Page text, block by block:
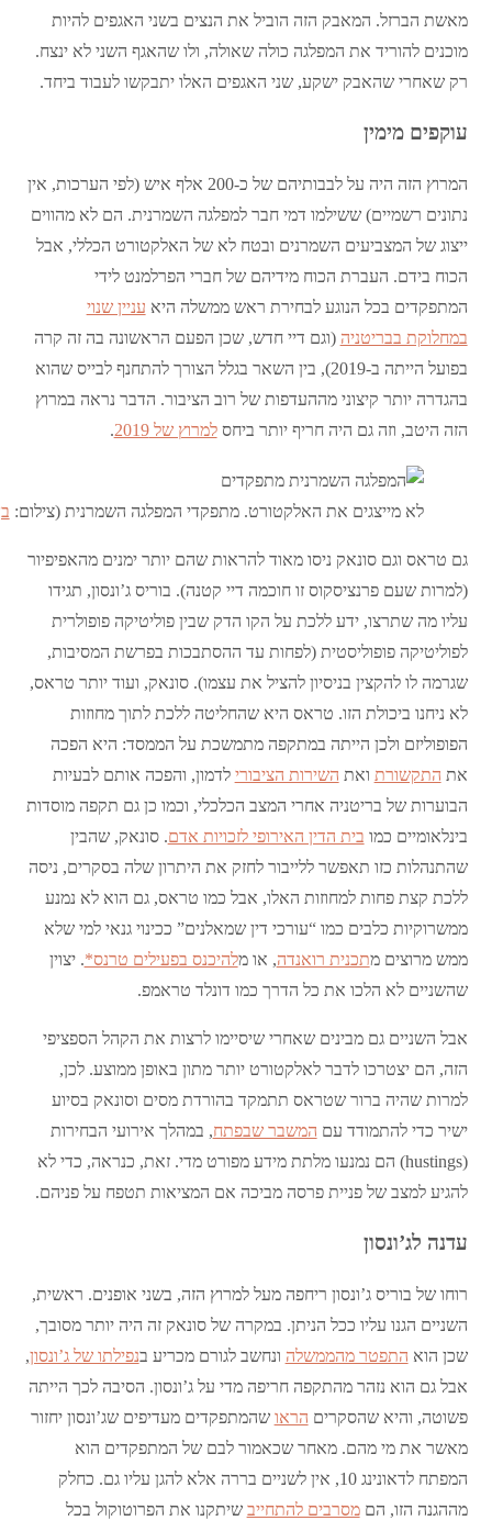
מאשת הברזל. המאבק הזה הוביל את הנצים בשני האגפים להיות
מוכנים להוריד את המפלגה כולה שאולה, ולו שהאגף השני לא ינצח.
רק שאחרי שהאבק ישקע, שני האגפים האלו יתבקשו לעבוד ביחד.
עוקפים מימין
המרוץ הזה היה על לבבותיהם של כ-200 אלף איש (לפי הערכות, אין
נתונים רשמיים) ששילמו דמי חבר למפלגה השמרנית. הם לא מהווים
ייצוג של המצביעים השמרנים ובטח לא של האלקטורט הכללי, אבל
הכוח בידם. העברת הכוח מידיהם של חברי הפרלמנט לידי
המתפקדים בכל הנוגע לבחירת ראש ממשלה היא עניין שנוי
במחלוקת בבריטניה (וגם דיי חדש, שכן הפעם הראשונה בה זה קרה
בפועל הייתה ב-2019), בין השאר בגלל הצורך להתחנף לבייס שהוא
בהגדרה יותר קיצוני מההעדפות של רוב הציבור. הדבר נראה במרוץ
הזה היטב, וזה גם היה חריף יותר ביחסלמרוץ של 2019 .
לא מייצגים את האלקטורט. מתפקדי המפלגה השמרנית (צילום:
גם טראס וגם סונאק ניסו מאוד להראות שהם יותר ימנים מהאפיפיור
(למרות שעם פרנציסקוס זו חוכמה דיי קטנה). בוריס ג’ונסון, תגידו
עליו מה שתרצו, ידע ללכת על הקו הדק שבין פוליטיקה פופולרית
לפוליטיקה פופוליסטית (לפחות עד ההסתבכות בפרשת המסיבות,
שגרמה לו להקצין בניסיון להציל את עצמו). סונאק, ועוד יותר טראס,
לא ניחנו ביכולת הזו. טראס היא שהחליטה ללכת לתוך מחוזות
הפופוליזם ולכן הייתה במתקפה מתמשכת על הממסד: היא הפכה
את התקשורת ואת השירות הציבורי לדמון, והפכה אותם לבעיות
הבוערות של בריטניה אחרי המצב הכלכלי, וכמו כן גם תקפה מוסדות
בינלאומיים כמו בית הדין האירופי לזכויות אדם. סונאק, שהבין
שהתנהלות כזו תאפשר ללייבור לחזק את היתרון שלה בסקרים, ניסה
ללכת קצת פחות למחוזות האלו, אבל כמו טראס, גם הוא לא נמנע
ממשרוקיות כלבים כמו “עורכי דין שמאלנים” ככינוי גנאי למי שלא
ממש מרוצים מתכנית רואנדה, או מלהיכנס בפעילים טרנס*. יצוין
שהשניים לא הלכו את כל הדרך כמו דונלד טראמפ.
אבל השניים גם מבינים שאחרי שיסיימו לרצות את הקהל הספציפי
הזה, הם יצטרכו לדבר לאלקטורט יותר מתון באופן ממוצע. לכן,
למרות שהיה ברור שטראס תתמקד בהורדת מסים וסונאק בסיוע
ישיר כדי להתמודד עם המשבר שבפתח, במהלך אירועי הבחירות
(hustings) הם נמנעו מלתת מידע מפורט מדי. זאת, כנראה, כדי לא
להגיע למצב של פניית פרסה מביכה אם המציאות תטפח על פניהם.
עדנה לג’ונסון
רוחו של בוריס ג’ונסון ריחפה מעל למרוץ הזה, בשני אופנים. ראשית,
השניים הגנו עליו ככל הניתן. במקרה של סונאק זה היה יותר מסובך,
שכן הוא התפטר מהממשלה ונחשב לגורם מכריע בנפילתו של ג’ונסון,
אבל גם הוא נזהר מהתקפה חריפה מדי על ג’ונסון. הסיבה לכך הייתה
פשוטה, והיא שהסקרים הראו שהמתפקדים מעדיפים שג’ונסון יחזור
מאשר את מי מהם. מאחר שכאמור לבם של המתפקדים הוא
המפתח לדאונינג 10, אין לשניים בררה אלא להגן עליו גם. כחלק
מההגנה הזו, הםמסרבים להתחייב שיתקנו את הפרוטוקול בכל